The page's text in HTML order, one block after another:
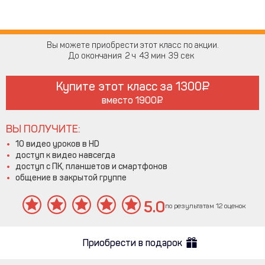
Вы можете приобрести этот класс по акции.
До окончания 2 43 38
Купите этот класс за 1300
вместо 1900
ВЫ ПОЛУЧИТЕ:
10 видео уроков в HD
доступ к видео навсегда
доступ с ПК, планшетов и смартфонов
общение в закрытой группе
5.0по результатам 12 оценок
Приобрести в подарок